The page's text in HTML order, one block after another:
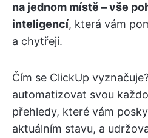
na jednom místě – vše
inteligencí, která vám
a chytřeji.
Čím se ClickUp
automatizovat svou
přehledy, které vám
aktuálním stavu, a